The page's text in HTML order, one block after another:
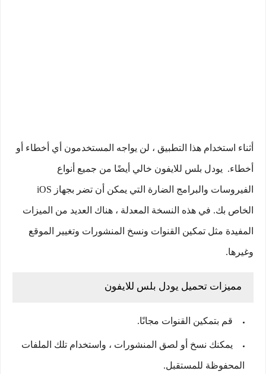
أثناء استخدام هذا التطبيق ، لن يواجه المستخدمون أي أخطاء أو
أخطاء. يودل بلس للايفون خالي أيضًا من جميع أنواع
الفيروسات والبرامج الضارة التي يمكن أن تضر بجهاز iOS
الخاص بك. في هذه النسخة المعدلة ، هناك العديد من الميزات
المفيدة مثل تمكين القنوات ونسخ المنشورات وتغيير الموقع
وغيرها.
مميزات تحميل يودل بلس للايفون
قم بتمكين القنوات مجانًا.
يمكنك نسخ أو لصق المنشورات ، واستخدام تلك الملفات
المحفوظة للمستقبل.